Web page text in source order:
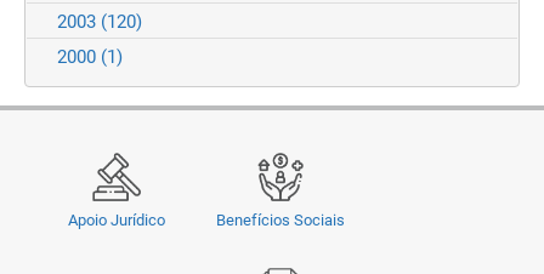
2003 (120)
2000 (1)
Apoio Jurídico Benefícios Sociais